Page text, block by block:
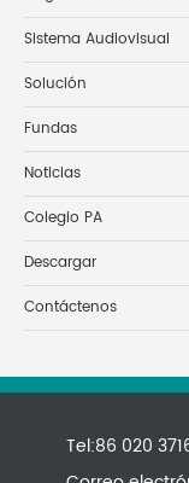
Sistema Audiovisual
Solución
Fundas
Noticias
Colegio PA
Descargar
Contáctenos
Tel:86 020